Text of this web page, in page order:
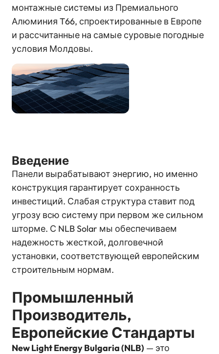
монтажные системы из Премиального
Алюминия T66, спроектированные в Европе
и рассчитанные на самые суровые погодные
условия Молдовы.
Введение
Панели вырабатывают энергию, но именно
конструкция гарантирует сохранность
инвестиций. Слабая структура ставит под
угрозу всю систему при первом же сильном
шторме. С NLB Solar мы обеспечиваем
надежность жесткой, долговечной
установки, соответствующей европейским
строительным нормам.
Промышленный
Производитель,
Европейские Стандарты
New Light Energy Bulgaria (NLB) — это